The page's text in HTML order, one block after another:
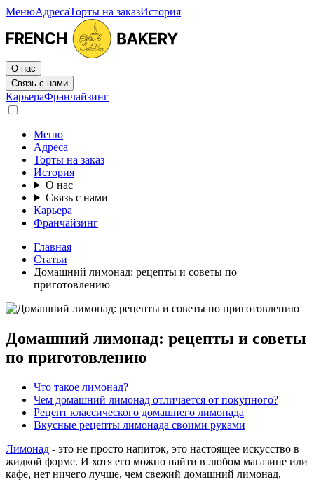
МенюАдресаТорты на заказИстория
О нас
Связь с нами
КарьераФранчайзинг
Меню
Адреса
Торты на заказ
История
О нас
Связь с нами
Карьера
Франчайзинг
Главная
Статьи
Домашний лимонад: рецепты и советы по
приготовлению
Домашний лимонад: рецепты и советы
по приготовлению
Что такое лимонад?
Чем домашний лимонад отличается от покупного?
Рецепт классического домашнего лимонада
Вкусные рецепты лимонада своими руками
Лимонад - это не просто напиток, это настоящее искусство в
жидкой форме. И хотя его можно найти в любом магазине или
кафе, нет ничего лучше, чем свежий домашний лимонад,